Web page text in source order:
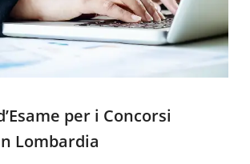
per i Concorsi
Lombardia